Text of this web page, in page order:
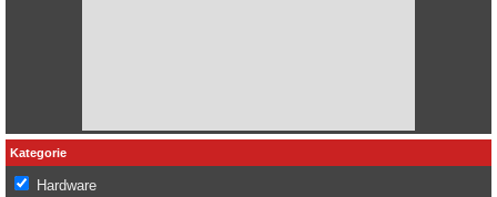
Kategorie
Hardware